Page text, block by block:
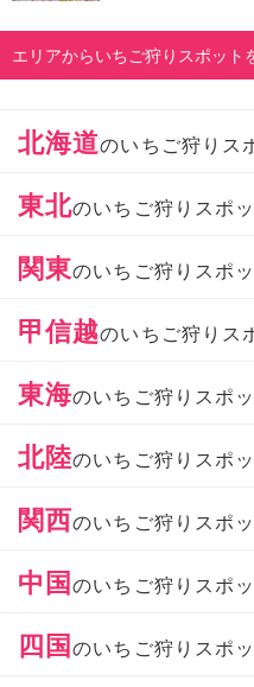
エリアからいちご狩りスポット
北海道のいちご狩りス
東北のいちご狩りスポ
関東のいちご狩りスポ
甲信越のいちご狩りス
東海のいちご狩りスポ
北陸のいちご狩りスポ
関西のいちご狩りスポ
中国のいちご狩りスポ
四国のいちご狩りスポ